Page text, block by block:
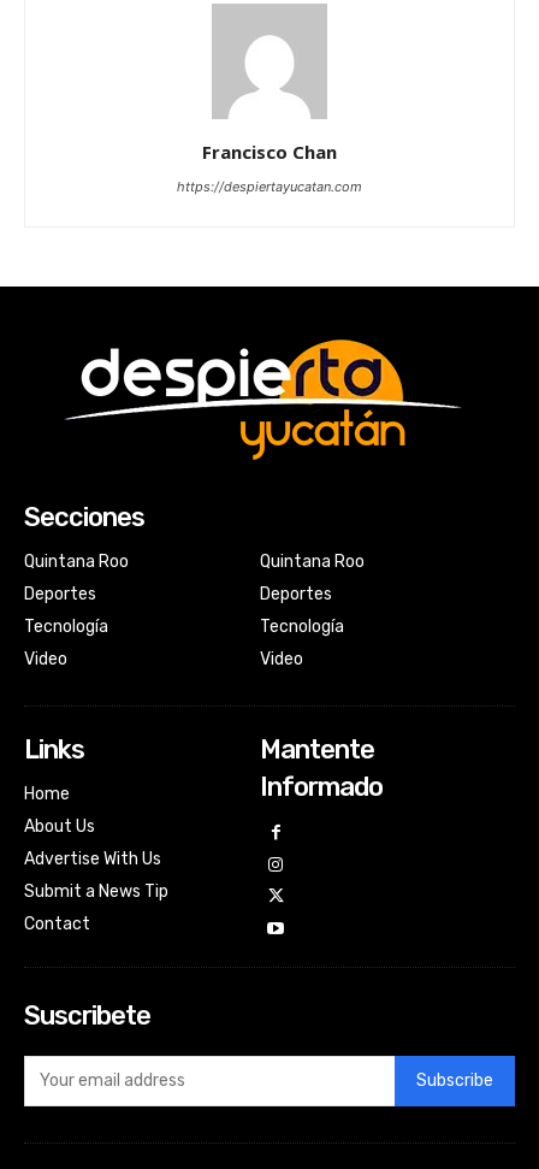
Francisco Chan
https://despiertayucatan.com
Secciones
Quintana Roo
Deportes
Tecnología
Video
Quintana Roo
Deportes
Tecnología
Video
Links
Home
About Us
Advertise With Us
Submit a News Tip
Contact
Mantente
Informado
Suscribete
Subscribe